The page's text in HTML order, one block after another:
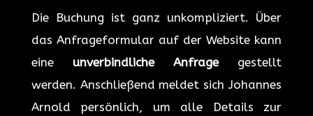
Die Buchung ist ganz unkompliziert. Über
das Anfrageformular auf der Website kann
eine unverbindliche Anfragegestellt
werden. Anschließend meldet sich Johannes
Arnold persönlich, um alle Details zur